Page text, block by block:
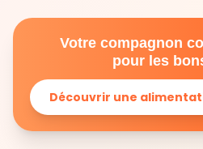
Votre compagnon
pour les
Découvrir une